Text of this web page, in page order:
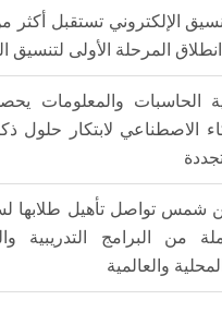
المرحلة الأولى لتنسيق
الحاسبات والمعلومات
الاصطناعي لابتكار حلول
شمس تواصل تأهيل طلابها
من البرامج التدريبية
والعالمية